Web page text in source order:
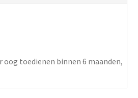
toedienen binnen 6 maanden,